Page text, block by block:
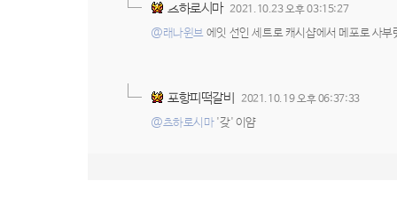
츠하로시마 2021.10.23 오후 03:15:27
@래나윈브 에잇 선인 세트로 캐시샵에서 메포로 사
포항피떡갈비 2021.10.19 오후 06:37:33
@츠하로시마'갖' 이얌